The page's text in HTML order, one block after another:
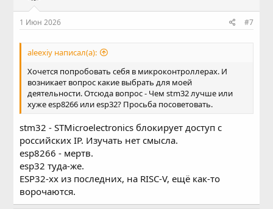
1 Июн 2026 #7
aleexiy написал(а):
Хочется попробовать себя в микроконтроллерах. И
возникает вопрос какие выбрать для моей
деятельности. Отсюда вопрос - Чем stm32 лучше или
хуже esp8266 или esp32? Просьба посоветовать.
stm32 - STMicroelectronics блокирует доступ с
российских IP. Изучать нет смысла.
esp8266 - мертв.
esp32 туда-же.
ESP32-xx из последних, на RISC-V, ещё как-то
ворочаются.